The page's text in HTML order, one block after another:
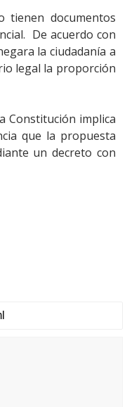
tienen documentos
De acuerdo con
la ciudadanía a
legal la proporción
Constitución implica
que la propuesta
un decreto con